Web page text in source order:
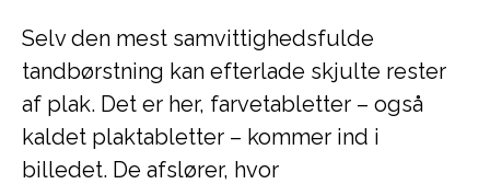
Selv den mest samvittighedsfulde
tandbørstning kan efterlade skjulte rester
af plak. Det er her, farvetabletter – også
kaldet plaktabletter – kommer ind i
billedet. De afslører, hvor